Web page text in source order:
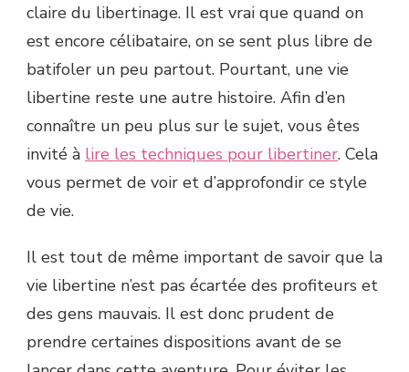
claire du libertinage. Il est vrai que quand on
est encore célibataire, on se sent plus libre de
batifoler un peu partout. Pourtant, une vie
libertine reste une autre histoire. Afin d’en
connaître un peu plus sur le sujet, vous êtes
invité à lire les techniques pour libertiner. Cela
vous permet de voir et d’approfondir ce style
de vie.
Il est tout de même important de savoir que la
vie libertine n’est pas écartée des profiteurs et
des gens mauvais. Il est donc prudent de
prendre certaines dispositions avant de se